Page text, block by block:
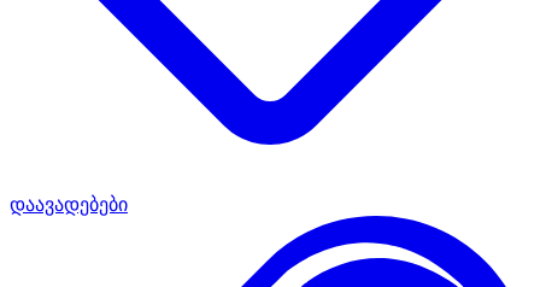
დაავადებები